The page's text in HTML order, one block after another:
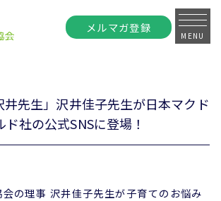
メルマガ登録
MENU
井先生」沢井佳子先生が日本マクド
ド社の公式SNSに登場！
の理事 沢井佳子先生が子育てのお悩み